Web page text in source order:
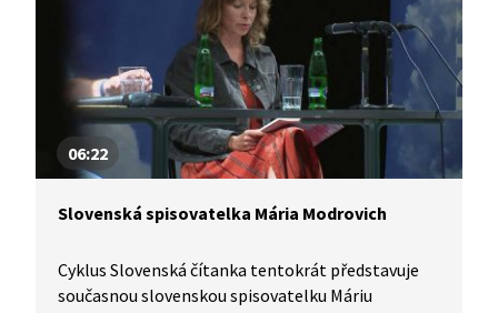
06:22
Slovenská spisovatelka Mária Modrovich
Cyklus Slovenská čítanka tentokrát představuje
současnou slovenskou spisovatelku Máriu